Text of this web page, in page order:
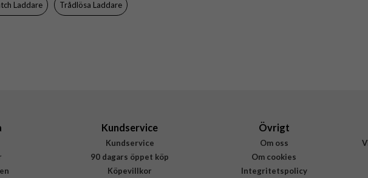
ZEDC28W/00
Laddare Trådlösa Laddare
Kundservice
Kundservice
90 dagars öppet köp
Köpevillkor
Övrigt
Om oss
Om cookies
Integritetspolicy